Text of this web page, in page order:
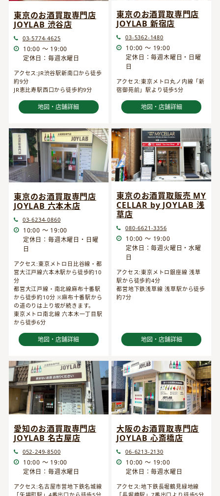
東京のお酒買取専門店
JOYLAB 渋谷店
03-5774-4625
10:00 ～ 19:00
定休日：毎週水曜日
アクセス:JR渋谷駅新南口から徒歩
約9分
JR恵比寿駅西口から徒歩約9分
地図・店舗詳細
東京のお酒買取専門店
JOYLAB 新宿店
03-5362-1480
10:00 ～ 19:00
定休日：毎週木曜日・日曜
日
アクセス:東京メトロ丸ノ内線「新
宿御苑前」駅より徒歩5分
地図・店舗詳細
東京のお酒買取専門店
JOYLAB 六本木店
03-6234-0860
10:00 ～ 19:00
定休日：毎週木曜日・日曜
日
アクセス:東京メトロ日比谷線・都
営大江戸線六本木駅から徒歩約10
分
都営大江戸線・南北線麻布十番駅
から徒歩約10分 ※麻布十番駅から
の道のりは上り坂が続きます。
東京メトロ南北線 六本木一丁目駅
から徒歩6分
地図・店舗詳細
東京のお酒買取販売 MY
CELLAR by JOYLAB 浅
草店
080-6621-3356
10:00 ～ 19:00
定休日：毎週火曜日・水曜
日
アクセス:東京メトロ銀座線 浅草
駅から徒歩約4分
都営地下鉄浅草線 浅草駅から徒歩
約7分
地図・店舗詳細
愛知のお酒買取専門店
JOYLAB 名古屋店
052-249-8500
10:00 ～ 19:00
定休日：毎週水曜日
アクセス:名古屋市営地下鉄名城線
大阪のお酒買取専門店
JOYLAB 心斎橋店
06-6213-2130
10:00 ～ 19:00
定休日：毎週水曜日
アクセス:地下鉄長堀鶴見緑地線